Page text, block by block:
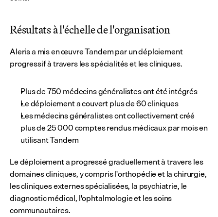
Résultats à l'échelle de l'organisation
Aleris a mis en œuvre Tandem par un déploiement
progressif à travers les spécialités et les cliniques.
Plus de 750 médecins généralistes ont été intégrés
Le déploiement a couvert plus de 60 cliniques
Les médecins généralistes ont collectivement créé
plus de 25 000 comptes rendus médicaux par mois en
utilisant Tandem
Le déploiement a progressé graduellement à travers les
domaines cliniques, y compris l'orthopédie et la chirurgie,
les cliniques externes spécialisées, la psychiatrie, le
diagnostic médical, l'ophtalmologie et les soins
communautaires.